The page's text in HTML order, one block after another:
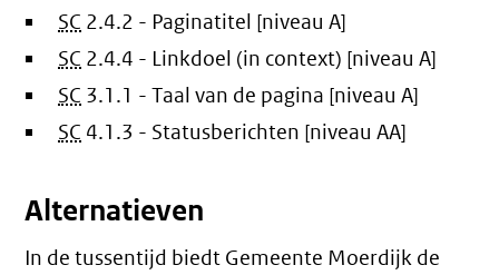
SC 2.4.2 - Paginatitel [niveau A]
SC 2.4.4 - Linkdoel (in context) [niveau A]
SC 3.1.1 - Taal van de pagina [niveau A]
SC 4.1.3 - Statusberichten [niveau AA]
Alternatieven
In de tussentijd biedt Gemeente Moerdijk de